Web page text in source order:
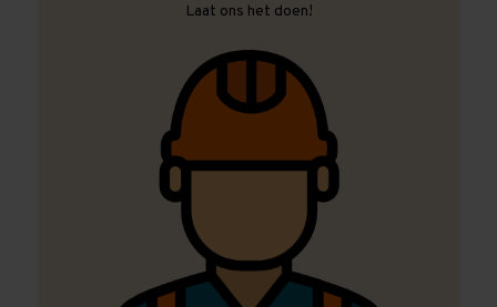
Laat ons het doen!